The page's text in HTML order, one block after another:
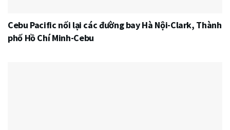
Cebu Pacific nối lại các đường bay Hà Nội-Clark, Thành
phố Hồ Chí Minh-Cebu